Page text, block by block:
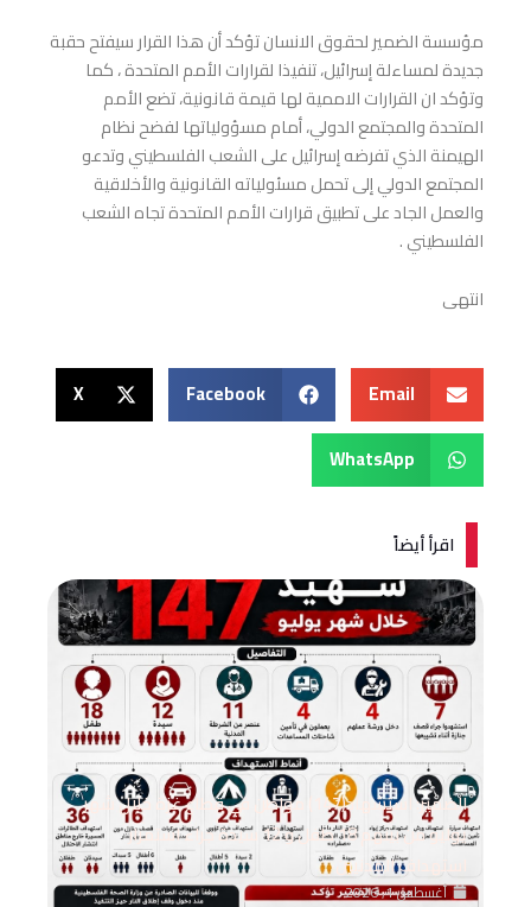
مؤسسة الضمير لحقوق الانسان تؤكد أن هذا القرار سيفتح حقبة
جديدة لمساءلة إسرائيل، تنفيذا لقرارات الأمم المتحدة ، كما
وتؤكد ان القرارات الاممية لها قيمة قانونية، تضع الأمم
المتحدة والمجتمع الدولي، أمام مسؤولياتها لفضح نظام
الهيمنة الذي تفرضه إسرائيل على الشعب الفلسطيني وتدعو
المجتمع الدولي إلى تحمل مسئولياته القانونية والأخلاقية
والعمل الجاد على تطبيق قرارات الأمم المتحدة تجاه الشعب
الفلسطيني .
انتهى
Email
Facebook
X
WhatsApp
اقرأ أيضاً
الضمير: استشهاد(147) مواطن في قطاع غزة خلال شهر
يوليو من بينهم 18 طفل و 12 سيدة جراء استمرار
استهداف المدنيين
أغسطس 1, 2026